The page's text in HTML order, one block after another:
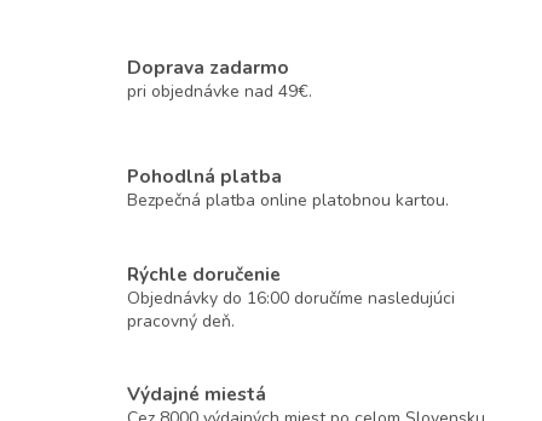
Doprava zadarmo
pri objednávke nad 49€.
Pohodlná platba
Bezpečná platba online platobnou kartou.
Rýchle doručenie
Objednávky do 16:00 doručíme nasledujúci
pracovný deň.
Výdajné miestá